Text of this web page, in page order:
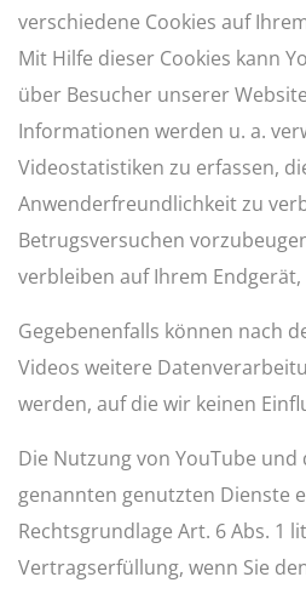
verschiedene Cookies auf
Mit Hilfe dieser Cookies kann
über Besucher unserer
Informationen werden u. a.
Videostatistiken zu erfassen,
Anwenderfreundlichkeit zu
Betrugsversuchen
verbleiben auf Ihrem Endgerät,
Gegebenenfalls können nach
Videos weitere
werden, auf die wir keinen
Die Nutzung von YouTube
genannten genutzten Dienste
Rechtsgrundlage Art. 6 Abs. 1
Vertragserfüllung, wenn Sie